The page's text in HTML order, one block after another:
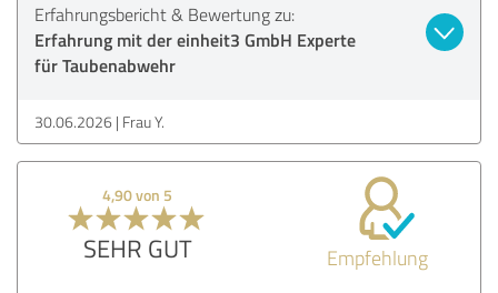
Erfahrungsbericht & Bewertung zu:
Erfahrung mit der einheit3 GmbH Experte
für Taubenabwehr
30.06.2026 Frau Y.
4,90 von 5
SEHR GUT Empfehlung